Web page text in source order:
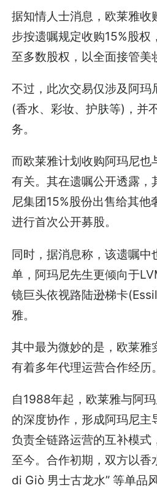
据知情人士消息，欧莱雅收
步按遗嘱规定收购15%股权
至多数股权，以全面接管美
不过，此次交易仅涉及阿玛
(香水、彩妆、护肤等)，并
务。
而欧莱雅计划收购阿玛尼也
有关。其在遗嘱公开透露，
尼集团15%股份出售给其
进行首次公开募股。
同时，据消息称，该遗嘱中
单，阿玛尼先生更倾向于
镜巨头依视路陆逊梯卡
雅。
其中最为微妙的是，欧莱雅
有着多年代理运营合作经历。
自1988年起，欧莱雅与阿
的深度协作，形成阿玛尼主
负责全链路运营的互补模式
至今。合作初期，双方以香
di Giò 男士古龙水” 等单品